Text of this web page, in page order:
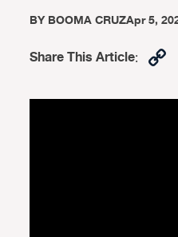
BYBOOMA CRUZApr 5,
Share This Article: